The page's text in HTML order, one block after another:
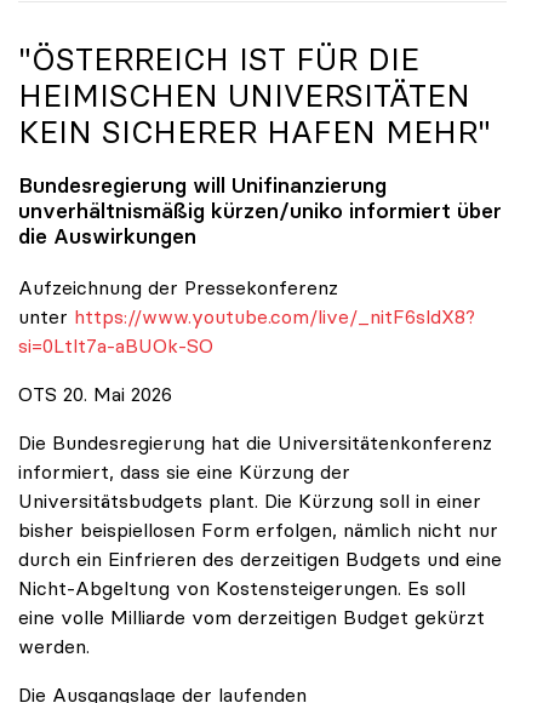
"ÖSTERREICH IST FÜR DIE
HEIMISCHEN UNIVERSITÄTEN
KEIN SICHERER HAFEN MEHR"
Bundesregierung will Unifinanzierung
unverhältnismäßig kürzen/uniko informiert über
die Auswirkungen
Aufzeichnung der Pressekonferenz
unter https://www.youtube.com/live/_nitF6sldX8?
si=0Ltlt7a-aBUOk-SO
OTS 20. Mai 2026
Die Bundesregierung hat die Universitätenkonferenz
informiert, dass sie eine Kürzung der
Universitätsbudgets plant. Die Kürzung soll in einer
bisher beispiellosen Form erfolgen, nämlich nicht nur
durch ein Einfrieren des derzeitigen Budgets und eine
Nicht-Abgeltung von Kostensteigerungen. Es soll
eine volle Milliarde vom derzeitigen Budget gekürzt
werden.
Die Ausgangslage der laufenden